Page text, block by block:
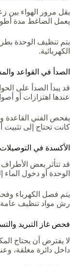
يقل مرور الهواء بين
يعمل الضاغط مدة
يتم تنظيف الوحدة
الكهربائية.
الصدأ في القواعد
قد يبدأ الصدأ على
عندها اهتزازات أو
يفحص الفني القاعدة
كانت تحتاج إلى تثبيت
الأكسدة في التوصيلات
قد تتأثر بعض
الوحدة أو دخول
يتم فصل الكهرباء
رش مواد تنظيف عامة
فحص غاز التبريد
لا يفترض أن يحتاج
داخل دائرة مغلقة،